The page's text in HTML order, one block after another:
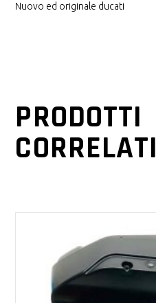
Nuovo ed originale ducati
PRODOTTI
CORRELATI